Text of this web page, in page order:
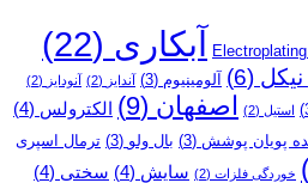
Electroplating آبکاری (22)
نیکل (6) آلومینیوم (3) آندایز (2) آنودایز (2)
استیل (2) اصفهان (9) الکترولس (4)
پویان پوشش (3) بال ولو (3)
ترمال اسپری
خوردگی فلزات (2) سایش (4) سختی (4)